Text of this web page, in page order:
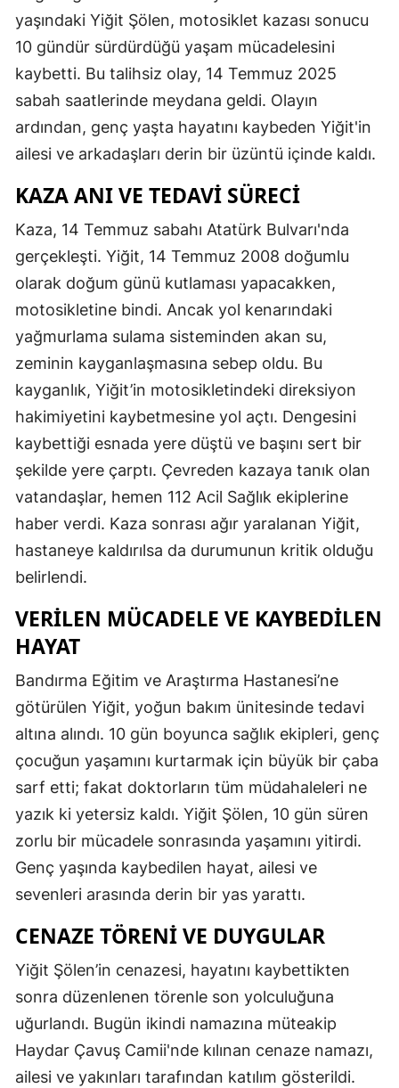
Diyarbakır
Edirne
Elazığ
Erzincan
Erzurum
Eskişehir
Gaziantep
Giresun
Gümüşhane
Hakkari
Isparta
Mersin
İstanbul
İzmir
Kastamonu
Kırklareli
Kırşehir
Kocaeli
Konya
Kütahya
Malatya
Mardin
Muğla
Muş
yaşındaki Yiğit Şölen, motosiklet kazası sonucu
10 gündür sürdürdüğü yaşam mücadelesini
kaybetti. Bu talihsiz olay, 14 Temmuz 2025
sabah saatlerinde meydana geldi. Olayın
ardından, genç yaşta hayatını kaybeden Yiğit'in
ailesi ve arkadaşları derin bir üzüntü içinde kaldı.
KAZA ANI VE TEDAVI SÜRECI
Kaza, 14 Temmuz sabahı Atatürk Bulvarı'nda
gerçekleşti. Yiğit, 14 Temmuz 2008 doğumlu
olarak doğum günü kutlaması yapacakken,
motosikletine bindi. Ancak yol kenarındaki
yağmurlama sulama sisteminden akan su,
zeminin kayganlaşmasına sebep oldu. Bu
kayganlık, Yiğit’in motosikletindeki direksiyon
hakimiyetini kaybetmesine yol açtı. Dengesini
kaybettiği esnada yere düştü ve başını sert bir
şekilde yere çarptı. Çevreden kazaya tanık olan
vatandaşlar, hemen 112 Acil Sağlık ekiplerine
haber verdi. Kaza sonrası ağır yaralanan Yiğit,
hastaneye kaldırılsa da durumunun kritik olduğu
belirlendi.
VERILEN MÜCADELE VE KAYBEDILEN
HAYAT
Bandırma Eğitim ve Araştırma Hastanesi’ne
götürülen Yiğit, yoğun bakım ünitesinde tedavi
altına alındı. 10 gün boyunca sağlık ekipleri, genç
çocuğun yaşamını kurtarmak için büyük bir çaba
sarf etti; fakat doktorların tüm müdahaleleri ne
yazık ki yetersiz kaldı. Yiğit Şölen, 10 gün süren
zorlu bir mücadele sonrasında yaşamını yitirdi.
Genç yaşında kaybedilen hayat, ailesi ve
sevenleri arasında derin bir yas yarattı.
CENAZE TÖRENI VE DUYGULAR
Yiğit Şölen’in cenazesi, hayatını kaybettikten
sonra düzenlenen törenle son yolculuğuna
uğurlandı. Bugün ikindi namazına müteakip
Haydar Çavuş Camii'nde kılınan cenaze namazı,
ailesi ve yakınları tarafından katılım gösterildi.